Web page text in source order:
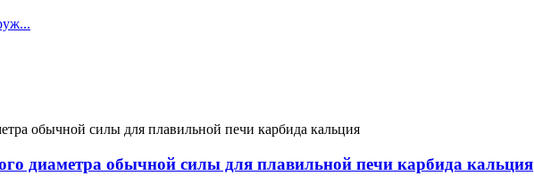
диаметра обычной силы для плавильной печи карбида кальция